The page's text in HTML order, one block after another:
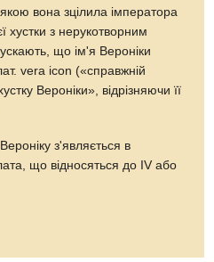
вона зцілила імператора
хустки з нерукотворним
що ім'я Вероніки
vera icon («справжній
Вероніки», відрізняючи її
з'являється в
що відносяться до IV або